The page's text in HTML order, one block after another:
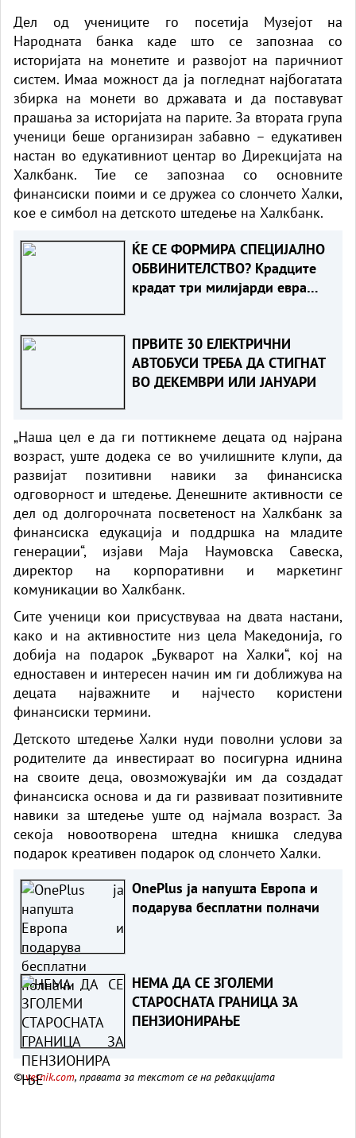
Дел од учениците го посетија Музејот на
Народната банка каде што се запознаа со
историјата на монетите и развојот на паричниот
систем. Имаа можност да ја погледнат најбогатата
збирка на монети во државата и да поставуват
прашања за историјата на парите. За втората група
ученици беше организиран забавно – едукативен
настан во едукативниот центар во Дирекцијата на
Халкбанк. Тие се запознаа со основните
финансиски поими и се дружеа со слончето Халки,
кое е симбол на детското штедење на Халкбанк.
ЌЕ СЕ ФОРМИРА СПЕЦИЈАЛНО
ОБВИНИТЕЛСТВО? Крадците
крадат три милијарди евра
ПРВИТЕ 30 ЕЛЕКТРИЧНИ
АВТОБУСИ ТРЕБА ДА СТИГНАТ
ВО ДЕКЕМВРИ ИЛИ ЈАНУАРИ
„Наша цел е да ги поттикнеме децата од најрана
возраст, уште додека се во училишните клупи, да
развијат позитивни навики за финансиска
одговорност и штедење. Денешните активности се
дел од долгорочната посветеност на Халкбанк за
финансиска едукација и поддршка на младите
генерации“, изјави Маја Наумовска Савеска,
директор на корпоративни и маркетинг
комуникации во Халкбанк.
Сите ученици кои присуствуваа на двата настани,
како и на активностите низ цела Македонија, го
добија на подарок „Букварот на Халки“, кој на
едноставен и интересен начин им ги доближува на
децата најважните и најчесто користени
финансиски термини.
Детското штедење Халки нуди поволни услови за
родителите да инвестираат во посигурна иднина
на своите деца, овозможувајќи им да создадат
финансиска основа и да ги развиваат позитивните
навики за штедење уште од најмала возраст. За
секоја новоотворена штедна книшка следува
подарок креативен подарок од слончето Халки.
OnePlus ја напушта Европа и
подарува бесплатни полначи
НЕМА ДА СЕ ЗГОЛЕМИ
СТАРОСНАТА ГРАНИЦА ЗА
ПЕНЗИОНИРАЊЕ
©vesnik.com, правата за текстот се на редакцијата